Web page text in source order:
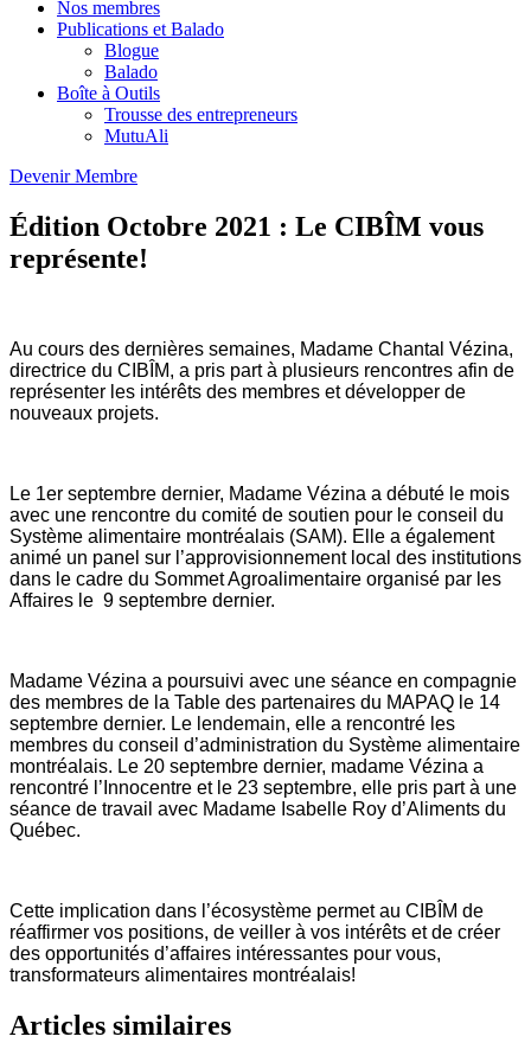
Nos membres
Publications et Balado
Blogue
Balado
Boîte à Outils
Trousse des entrepreneurs
MutuAli
Devenir Membre
Édition Octobre 2021 : Le CIBÎM vous
représente!
Au cours des dernières semaines, Madame Chantal Vézina,
directrice du CIBÎM, a pris part à plusieurs rencontres afin de
représenter les intérêts des membres et développer de
nouveaux projets.
Le 1er septembre dernier, Madame Vézina a débuté le mois
avec une rencontre du comité de soutien pour le conseil du
Système alimentaire montréalais (SAM). Elle a également
animé un panel sur l’approvisionnement local des institutions
dans le cadre du Sommet Agroalimentaire organisé par les
Affaires le 9 septembre dernier.
Madame Vézina a poursuivi avec une séance en compagnie
des membres de la Table des partenaires du MAPAQ le 14
septembre dernier. Le lendemain, elle a rencontré les
membres du conseil d’administration du Système alimentaire
montréalais. Le 20 septembre dernier, madame Vézina a
rencontré l’Innocentre et le 23 septembre, elle pris part à une
séance de travail avec Madame Isabelle Roy d’Aliments du
Québec.
Cette implication dans l’écosystème permet au CIBÎM de
réaffirmer vos positions, de veiller à vos intérêts et de créer
des opportunités d’affaires intéressantes pour vous,
transformateurs alimentaires montréalais!
Articles similaires